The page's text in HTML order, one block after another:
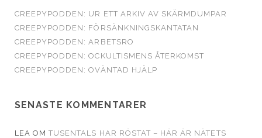
CREEPYPODDEN: UR ETT ARKIV AV SKÄRMDUMPAR
CREEPYPODDEN: FÖRSÄNKNINGSKANTATAN
CREEPYPODDEN: ARBETSRO
CREEPYPODDEN: OCKULTISMENS ÅTERKOMST
CREEPYPODDEN: OVÄNTAD HJÄLP
SENASTE KOMMENTARER
LEA OMTUSENTALS HAR RÖSTAT – HÄR ÄR NÄTETS